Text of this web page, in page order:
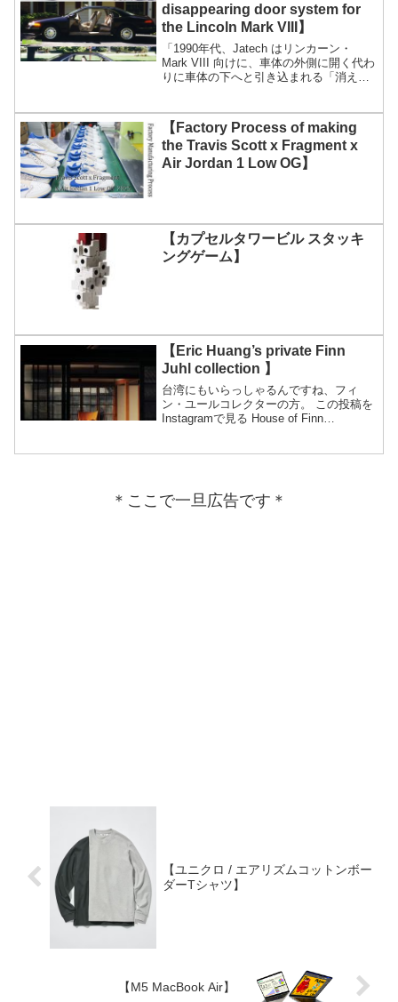
disappearing door system for
the Lincoln Mark VIII】
「1990年代、Jatech はリンカーン・
Mark VIII 向けに、車体の外側に開く代わ
りに車体の下へと引き込まれる「消える
長し、ガラスを引き込む必要があり、そ
の結...
【Factory Process of making
the Travis Scott x Fragment x
Air Jordan 1 Low OG】
【カプセルタワービル スタッキ
ングゲーム】
【Eric Huang’s private Finn
Juhl collection 】
台湾にもいらっしゃるんですね、フィ
ン・ユールコレクターの方。 この投稿を
Instagramで見る House of Finn
＊ここで一旦広告です＊
【ユニクロ / エアリズムコットンボー
ダーTシャツ】
【M5 MacBook Air】